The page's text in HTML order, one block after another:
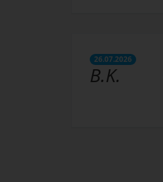
26.07.2026
B.K.